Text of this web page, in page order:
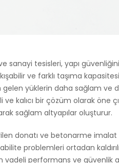
ve sanayi tesisleri, yapı
ve farklı taşıma
yüklerin daha sağlam ve
kalıcı bir çözüm olarak öne
sağlam altyapılar oluşturur.
donatı ve betonarme
problemleri ortadan
performans ve güvenlik